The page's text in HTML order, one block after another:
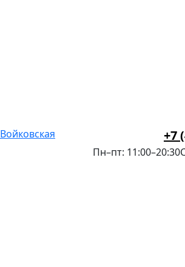
Войковская
+7
Пн–пт: 11:00–20:30